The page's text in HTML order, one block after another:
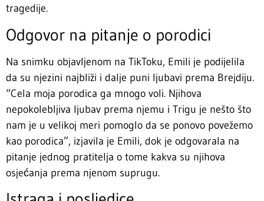
tragedije.
Odgovor na pitanje o porodici
Na snimku objavljenom na TikToku, Emili je podijelila
da su njezini najbliži i dalje puni ljubavi prema Brejdiju.
“Cela moja porodica ga mnogo voli. Njihova
nepokolebljiva ljubav prema njemu i Trigu je nešto što
nam je u velikoj meri pomoglo da se ponovo povežemo
kao porodica”, izjavila je Emili, dok je odgovarala na
pitanje jednog pratitelja o tome kakva su njihova
osjećanja prema njenom suprugu.